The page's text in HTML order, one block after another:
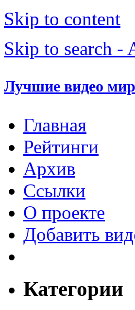
Skip to content
Skip to search -
Лучшие видео
Главная
Рейтинги
Архив
Ссылки
О проекте
Добавить
Категории